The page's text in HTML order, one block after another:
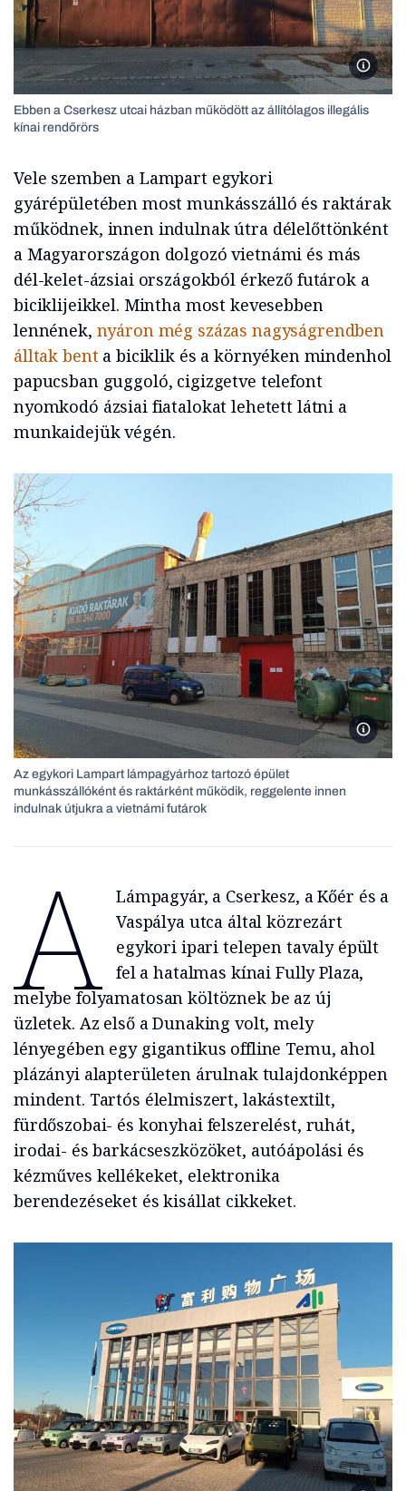
Ebben
Ebben a Cserkesz utcai házban működött az állítólagos illegális
kínai rendőrörs
Vele szemben a Lampart egykori
gyárépületében most munkásszálló és raktárak
működnek, innen indulnak útra délelőttönként
a Magyarországon dolgozó vietnámi és más
dél-kelet-ázsiai országokból érkező futárok a
biciklijeikkel. Mintha most kevesebben
lennének, nyáron még százas nagyságrendben
álltak bent a biciklik és a környéken mindenhol
papucsban guggoló, cigizgetve telefont
nyomkodó ázsiai fiatalokat lehetett látni a
munkaidejük végén.
Az
Az egykori Lampart lámpagyárhoz tartozó épület
munkásszállóként és raktárként működik, reggelente innen
indulnak útjukra a vietnámi futárok
A
Lámpagyár, a Cserkesz, a Kőér és a
Vaspálya utca által közrezárt
egykori ipari telepen tavaly épült
fel a hatalmas kínai Fully Plaza,
melybe folyamatosan költöznek be az új
üzletek. Az első a Dunaking volt, mely
lényegében egy gigantikus offline Temu, ahol
plázányi alapterületen árulnak tulajdonképpen
mindent. Tartós élelmiszert, lakástextilt,
fürdőszobai- és konyhai felszerelést, ruhát,
irodai- és barkácseszközöket, autóápolási és
kézműves kellékeket, elektronika
berendezéseket és kisállat cikkeket.